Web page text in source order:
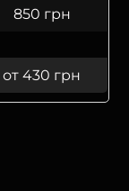
850 грн
от 430 грн